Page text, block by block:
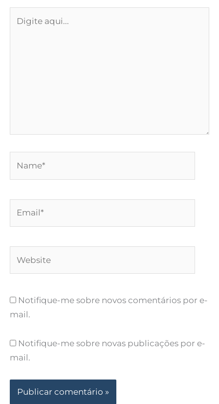
aqui...
Notifique-me sobre novos comentários por e-
mail.
Notifique-me sobre novas publicações por e-
mail.